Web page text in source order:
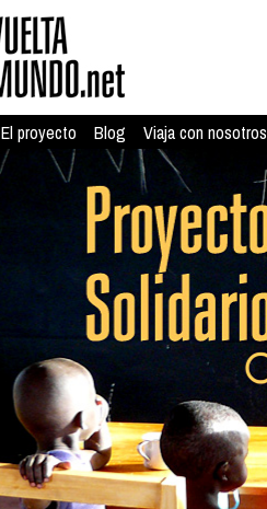
El proyecto Blog Viaja con nosotros